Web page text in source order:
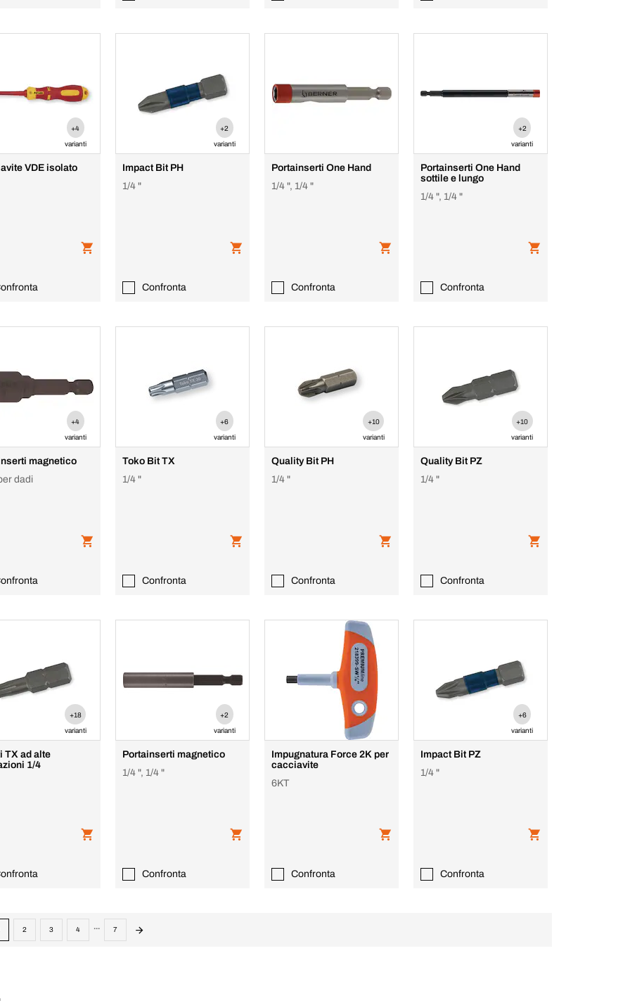
+4
varianti
VDE isolato
+2
varianti
Impact Bit PH
1/4 "
Confronta
Portainserti One Hand
1/4 ", 1/4 "
Confronta
+2
varianti
Portainserti One Hand
sottile e lungo
1/4 ", 1/4 "
Confronta
+4
varianti
magnetico
dadi
+6
varianti
Toko Bit TX
1/4 "
Confronta
+10
varianti
Quality Bit PH
1/4 "
Confronta
+10
varianti
Quality Bit PZ
1/4 "
Confronta
+18
varianti
TX ad alte
1/4
+2
varianti
Portainserti magnetico
1/4 ", 1/4 "
Confronta
Impugnatura Force 2K per
cacciavite
6KT
Confronta
+6
varianti
Impact Bit PZ
1/4 "
Confronta
2 3 4 ... 7